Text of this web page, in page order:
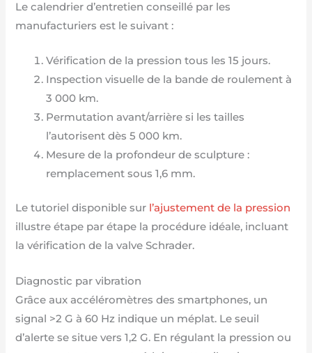
Le calendrier d’entretien conseillé par les
manufacturiers est le suivant :
Vérification de la pression tous les 15 jours.
Inspection visuelle de la bande de roulement à
3 000 km.
Permutation avant/arrière si les tailles
l’autorisent dès 5 000 km.
Mesure de la profondeur de sculpture :
remplacement sous 1,6 mm.
Le tutoriel disponible sur l’ajustement de la pression
illustre étape par étape la procédure idéale, incluant
la vérification de la valve Schrader.
Diagnostic par vibration
Grâce aux accéléromètres des smartphones, un
signal >2 G à 60 Hz indique un méplat. Le seuil
d’alerte se situe vers 1,2 G. En régulant la pression ou